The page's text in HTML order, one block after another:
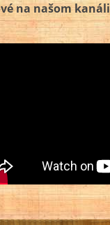
na našom kanáli